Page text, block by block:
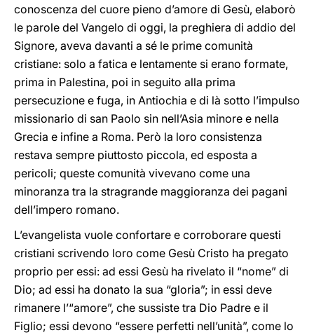
conoscenza del cuore pieno d’amore di Gesù, elaborò
le parole del Vangelo di oggi, la preghiera di addio del
Signore, aveva davanti a sé le prime comunità
cristiane: solo a fatica e lentamente si erano formate,
prima in Palestina, poi in seguito alla prima
persecuzione e fuga, in Antiochia e di là sotto l’impulso
missionario di san Paolo sin nell’Asia minore e nella
Grecia e infine a Roma. Però la loro consistenza
restava sempre piuttosto piccola, ed esposta a
pericoli; queste comunità vivevano come una
minoranza tra la stragrande maggioranza dei pagani
dell’impero romano.
L’evangelista vuole confortare e corroborare questi
cristiani scrivendo loro come Gesù Cristo ha pregato
proprio per essi: ad essi Gesù ha rivelato il “nome” di
Dio; ad essi ha donato la sua “gloria”; in essi deve
rimanere l’“amore”, che sussiste tra Dio Padre e il
Figlio; essi devono “essere perfetti nell’unità”, come lo